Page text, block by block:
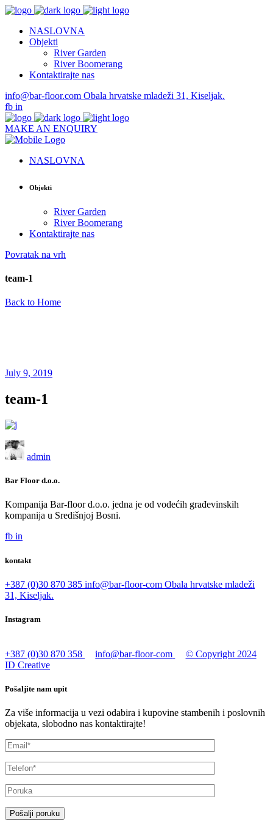
NASLOVNA
Objekti
River Garden
River Boomerang
Kontaktirajte nas
info@bar-floor.com Obala hrvatske mladeži 31, Kiseljak.
fb in
MAKE AN ENQUIRY
NASLOVNA
Objekti
River Garden
River Boomerang
Kontaktirajte nas
Povratak na vrh
team-1
Back to Home
July 9, 2019
team-1
admin
Bar Floor d.o.o.
Kompanija Bar-floor d.o.o. jedna je od vodećih građevinskih
kompanija u Središnjoj Bosni.
fb in
kontakt
+387 (0)30 870 385 info@bar-floor-com Obala hrvatske mladeži
31, Kiseljak.
Instagram
+387 (0)30 870 358 info@bar-floor-com
© Copyright 2024
ID Creative
Pošaljite nam upit
Za više informacija u vezi odabira i kupovine stambenih i poslovnih
objekata, slobodno nas kontaktirajte!
Pošalji poruku